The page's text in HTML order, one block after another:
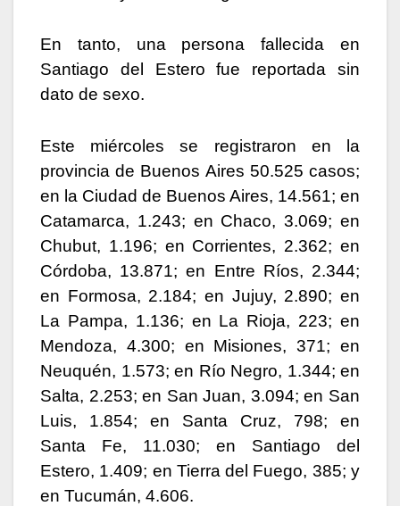
En tanto, una persona fallecida en
Santiago del Estero fue reportada sin
dato de sexo.
Este miércoles se registraron en la
provincia de Buenos Aires 50.525 casos;
en la Ciudad de Buenos Aires, 14.561; en
Catamarca, 1.243; en Chaco, 3.069; en
Chubut, 1.196; en Corrientes, 2.362; en
Córdoba, 13.871; en Entre Ríos, 2.344;
en Formosa, 2.184; en Jujuy, 2.890; en
La Pampa, 1.136; en La Rioja, 223; en
Mendoza, 4.300; en Misiones, 371; en
Neuquén, 1.573; en Río Negro, 1.344; en
Salta, 2.253; en San Juan, 3.094; en San
Luis, 1.854; en Santa Cruz, 798; en
Santa Fe, 11.030; en Santiago del
Estero, 1.409; en Tierra del Fuego, 385; y
en Tucumán, 4.606.